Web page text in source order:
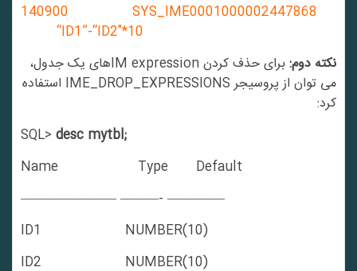
140900 SYS_IME0001000002447868
“ID1”-“ID2″*10
نکته دوم:
برای حذف کردن IM expressionهای یک جدول،
می توان از پروسیجر IME_DROP_EXPRESSIONS استفاده
SQL>desc mytbl;
Name Type Default
———————– ———- ————–
ID1 NUMBER(10)
ID2 NUMBER(10)